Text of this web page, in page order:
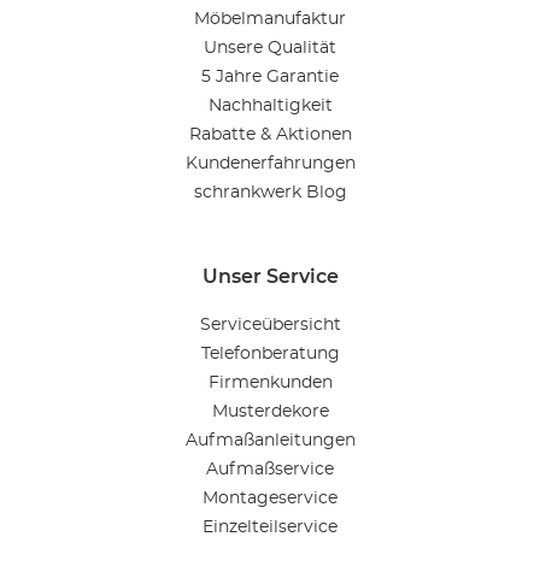
Möbelmanufaktur
Unsere Qualität
5 Jahre Garantie
Nachhaltigkeit
Rabatte & Aktionen
Kundenerfahrungen
schrankwerk Blog
Unser Service
Serviceübersicht
Telefonberatung
Firmenkunden
Musterdekore
Aufmaßanleitungen
Aufmaßservice
Montageservice
Einzelteilservice